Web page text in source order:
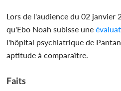
Lors de l'audience du 02 janvier
qu'Ebo Noah subisse une
l'hôpital psychiatrique de
aptitude à comparaître.
Faits